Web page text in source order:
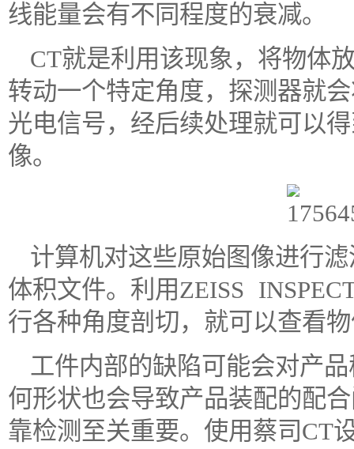
线能量会有不同程度的衰减。
CT就是利用该现象，将物体
转动一个特定角度，探测器就
光电信号，经后续处理就可以
像。
计算机对这些原始图像进行
体积文件。利用ZEISS
行各种角度剖切，就可以查看
工件内部的缺陷可能会对产
何形状也会导致产品装配的配
靠检测至关重要。使用蔡司CT